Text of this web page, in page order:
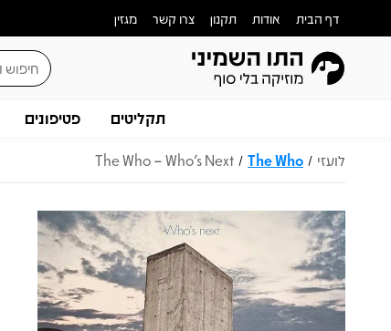
דף הבית אודות תקנון צרו קשר מגזין
תקליטים פטיפונים
לועזי /
The Who
/
The Who – Who's Next